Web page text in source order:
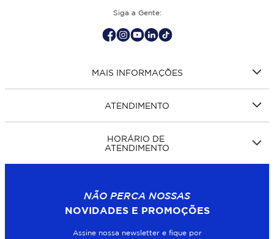
Siga a Gente:
MAIS INFORMAÇÕES
ATENDIMENTO
HORÁRIO DE
ATENDIMENTO
NÃO PERCA NOSSAS
NOVIDADES E PROMOÇÕES
Assine nossa newsletter e fique por